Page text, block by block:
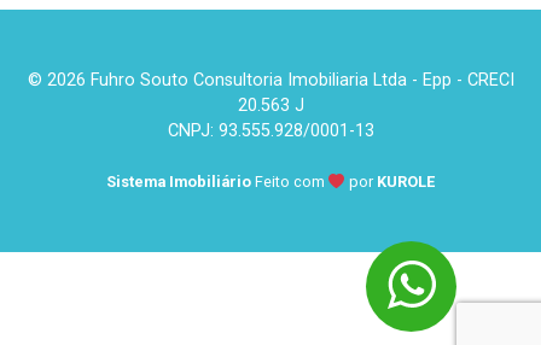
© 2026 Fuhro Souto Consultoria Imobiliaria Ltda - Epp - CRECI
20.563 J
CNPJ: 93.555.928/0001-13
Sistema Imobiliário Feito com por KUROLE